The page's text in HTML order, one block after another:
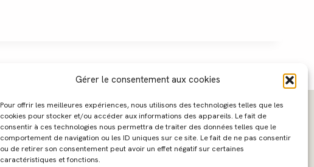
Gérer le consentement aux cookies
Pour offrir les meilleures expériences, nous utilisons des technologies telles que les
cookies pour stocker et/ou accéder aux informations des appareils. Le fait de
consentir à ces technologies nous permettra de traiter des données telles que le
comportement de navigation ou les ID uniques sur ce site. Le fait de ne pas consentir
ou de retirer son consentement peut avoir un effet négatif sur certaines
caractéristiques et fonctions.